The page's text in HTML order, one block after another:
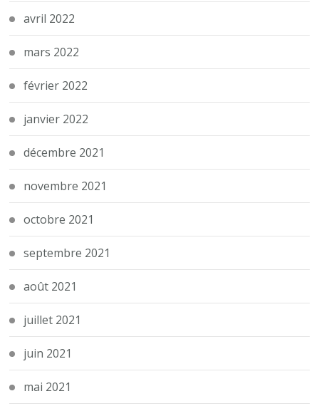
avril 2022
mars 2022
février 2022
janvier 2022
décembre 2021
novembre 2021
octobre 2021
septembre 2021
août 2021
juillet 2021
juin 2021
mai 2021